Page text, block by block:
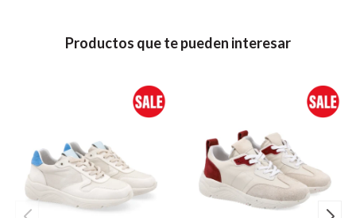
Productos que te pueden interesar